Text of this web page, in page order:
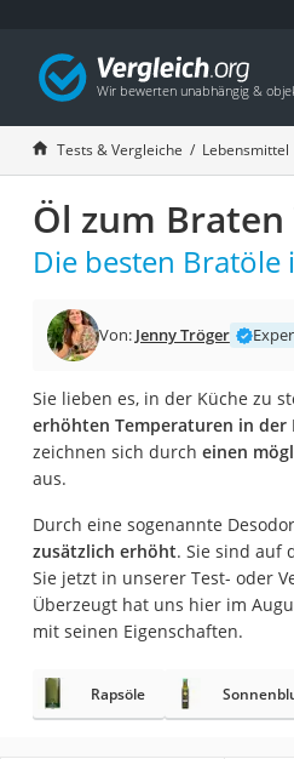
Tests & Vergleiche Lebensmittel
Öl zum Braten
Die besten Bratöle
Von: Jenny Tröger
Sie lieben es, in der Küche zu
erhöhten Temperaturen in der
zeichnen sich durch einen
aus.
Durch eine sogenannte
zusätzlich erhöht. Sie sind auf
Sie jetzt in unserer Test- oder
Überzeugt hat uns hier im
mit seinen Eigenschaften.
Rapsöle